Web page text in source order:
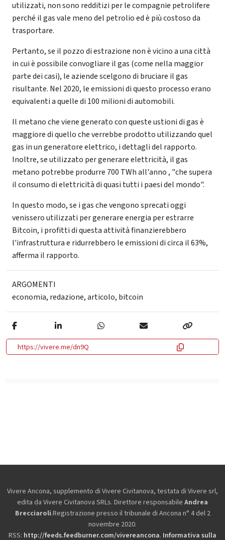
utilizzati, non sono redditizi per le compagnie petrolifere
perché il gas vale meno del petrolio ed è più costoso da
trasportare.
Pertanto, se il pozzo di estrazione non è vicino a una città
in cui è possibile convogliare il gas (come nella maggior
parte dei casi), le aziende scelgono di bruciare il gas
risultante. Nel 2020, le emissioni di questo processo erano
equivalenti a quelle di 100 milioni di automobili.
Il metano che viene generato con queste ustioni di gas è
maggiore di quello che verrebbe prodotto utilizzando quel
gas in un generatore elettrico, i dettagli del rapporto.
Inoltre, se utilizzato per generare elettricità, il gas
metano potrebbe produrre 700 TWh all'anno , "che supera
il consumo di elettricità di quasi tutti i paesi del mondo".
In questo modo, se i gas che vengono sprecati oggi
venissero utilizzati per generare energia per estrarre
Bitcoin, i profitti di questa attività finanzierebbero
l'infrastruttura e ridurrebbero le emissioni di circa il 63%,
afferma il rapporto.
ARGOMENTI
economia, redazione,articolo, bitcoin
https://vivere.me/dn9Q
Vivere Ancona, supplemento di Vivere Civitanova, testata di Vivere srl,
edita da Vivere Civitanova SRLs. Direttore responsabile Andrea
Brecciaroli.Registrazione presso il tribunale di Ancona n° 4 del 2
novembre 2020.
RSS: http://feeds.feedburner.com/vivereancona. Informativa sulla